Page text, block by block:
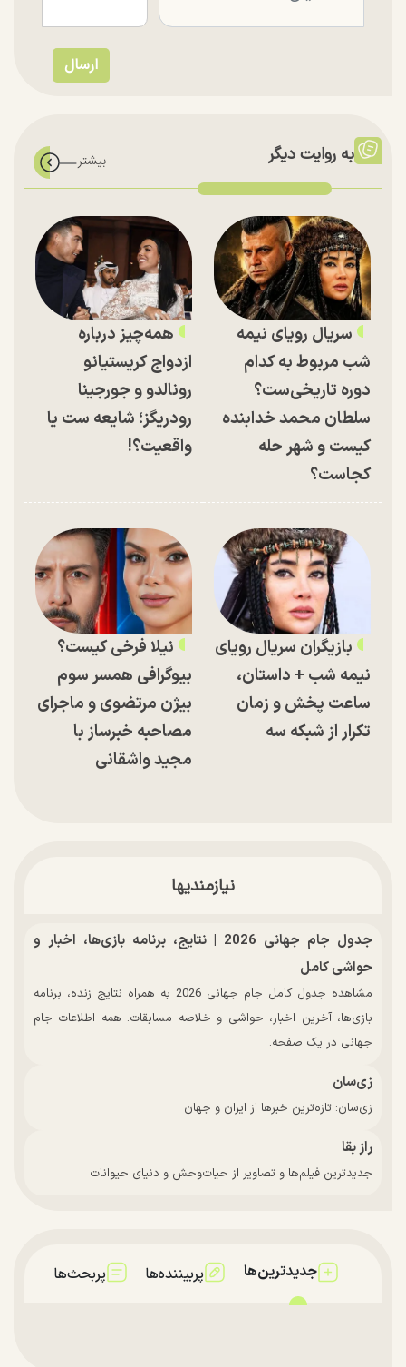
به روایت دیگر
سریال رویای نیمه
شب مربوط به کدام
دوره تاریخی‌ست؟
سلطان محمد خدابنده
کیست و شهر حله
کجاست؟
همه‌چیز درباره
ازدواج کریستیانو
رونالدو و جورجینا
رودریگز؛ شایعه ست یا
واقعیت؟!
بازیگران سریال رویای
نیمه شب + داستان،
ساعت پخش و زمان
تکرار از شبکه سه
نیلا فرخی کیست؟
بیوگرافی همسر سوم
بیژن مرتضوی و ماجرای
مصاحبه خبرساز با
مجید واشقانی
نیازمندیها
جدول جام جهانی 2026 | نتایج، برنامه بازی‌ها، اخبار و
حواشی کامل
مشاهده جدول کامل جام جهانی 2026 به همراه نتایج زنده، برنامه
بازی‌ها، آخرین اخبار، حواشی و خلاصه مسابقات. همه اطلاعات جام
جهانی در یک صفحه.
زی‌سان
زی‌سان: تازه‌ترین خبرها از ایران و جهان
راز بقا
جدیدترین فیلم‌ها و تصاویر از حیات‌وحش و دنیای حیوانات
جدیدترین‌ها پربیننده‌ها پربحث‌ها